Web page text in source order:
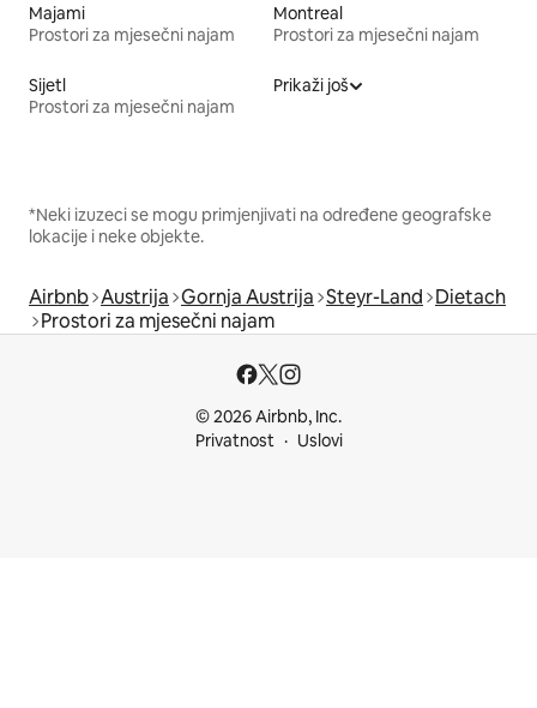
Majami
Prostori za mjesečni najam
Montreal
Prostori za mjesečni najam
Sijetl
Prostori za mjesečni najam
Prikaži još
*Neki izuzeci se mogu primjenjivati na određene geografske
lokacije i neke objekte.
Airbnb Austrija Gornja Austrija Steyr-Land Dietach
Prostori za mjesečni najam
© 2026 Airbnb, Inc.
Privatnost
Uslovi